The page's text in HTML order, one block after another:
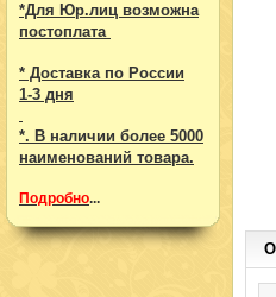
*Для Юр.лиц возможна
постоплата
* Доставка по России
1-3 дня
*. В наличии более 5000
наименований товара.
Подробно...